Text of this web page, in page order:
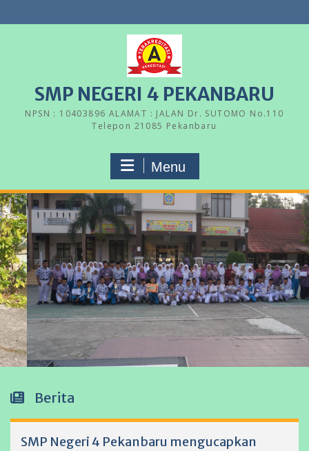
to
SMP NEGERI 4 PEKANBARU
NPSN : 10403896 ALAMAT : JALAN Dr. SUTOMO No.110
Telepon 21085 Pekanbaru
Menu
Berita
SMP Negeri 4 Pekanbaru mengucapkan